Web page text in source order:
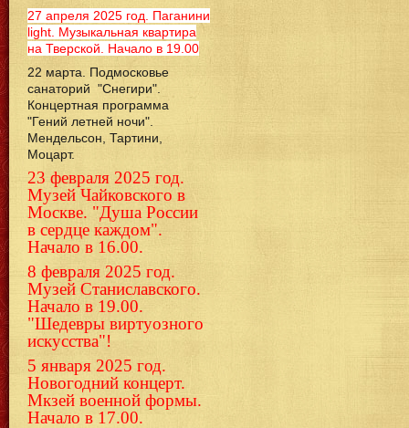
27 апреля 2025 год. Паганини
light. Музыкальная квартира
на Тверской. Начало в 19.00
22 марта. Подмосковье
санаторий "Снегири".
Концертная программа
"Гений летней ночи".
Мендельсон, Тартини,
Моцарт.
23 февраля 2025 год.
Музей Чайковского в
Москве. "Душа России
в сердце каждом".
Начало в 16.00.
8 февраля 2025 год.
Музей Станиславского.
Начало в 19.00.
"Шедевры виртуозного
искусства"!
5 января 2025 год.
Новогодний концерт.
Мкзей военной формы.
Начало в 17.00.